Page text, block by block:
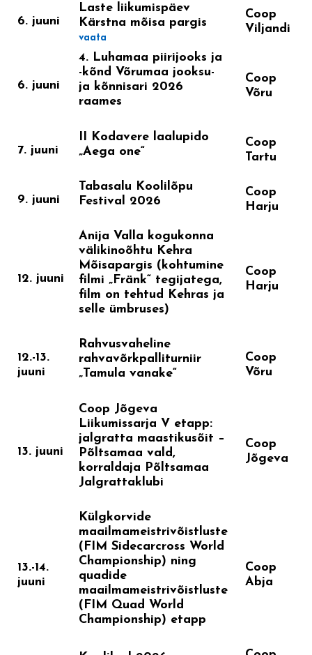
6. juuni
Laste liikumispäev
Kärstna mõisa pargis
vaata
Coop
Viljandi
6. juuni
4. Luhamaa piirijooks ja
-kõnd Võrumaa jooksu-
ja kõnnisari 2026
raames
Coop
Võru
7. juuni
II Kodavere laalupido
„Aega one“
Coop
Tartu
9. juuni
Tabasalu Koolilõpu
Festival 2026
Coop
Harju
12. juuni
Anija Valla kogukonna
välikinoõhtu Kehra
Mõisapargis (kohtumine
filmi „Fränk“ tegijatega,
film on tehtud Kehras ja
selle ümbruses)
Coop
Harju
12.-13.
juuni
Rahvusvaheline
rahvavõrkpalliturniir
„Tamula vanake“
Coop
Võru
13. juuni
Coop Jõgeva
Liikumissarja V etapp:
jalgratta maastikusõit –
Põltsamaa vald,
korraldaja Põltsamaa
Jalgrattaklubi
Coop
Jõgeva
13.-14.
juuni
Külgkorvide
maailmameistrivõistluste
(FIM Sidecarcross World
Championship) ning
quadide
maailmameistrivõistluste
(FIM Quad World
Championship) etapp
Coop
Abja